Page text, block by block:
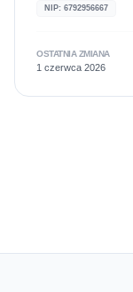
NIP: 6792956667
OSTATNIA ZMIANA
1 czerwca 2026